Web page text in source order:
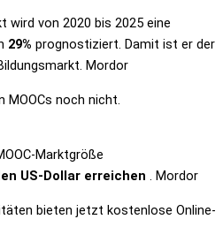
wird von 2020 bis 2025 eine
29% prognostiziert. Damit ist er der
Mordor
MOOCs noch nicht.
Marktgröße
US-Dollar erreichen . Mordor
bieten jetzt kostenlose Online-